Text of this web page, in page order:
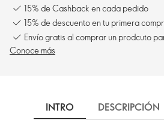
15% de Cashback en cada pedido
15% de descuento en tu primera
Envío gratis al comprar un prodcuto
Conoce más
INTRO DESCRIPCIÓN